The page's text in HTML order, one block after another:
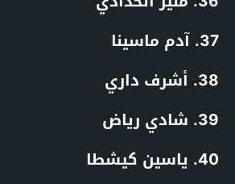
37. آدم ماسينا
38. أشرف داري
39. شادي رياض
40. ياسين كيشطا